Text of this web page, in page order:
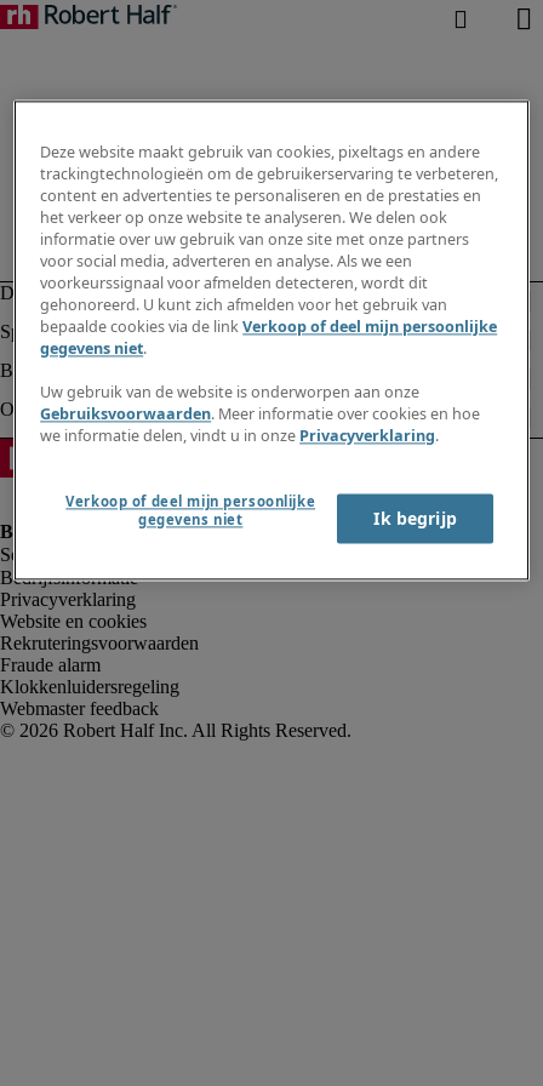
Bedrijfsinformatie
Privacyverklaring
Website en cookies
Rekruteringsvoorwaarden
Fraude alarm
Klokkenluidersregeling
Webmaster feedback
Deze website maakt gebruik van cookies, pixeltags en andere
trackingtechnologieën om de gebruikerservaring te verbeteren,
content en advertenties te personaliseren en de prestaties en
het verkeer op onze website te analyseren. We delen ook
informatie over uw gebruik van onze site met onze partners
voor social media, adverteren en analyse. Als we een
voorkeurssignaal voor afmelden detecteren, wordt dit
gehonoreerd. U kunt zich afmelden voor het gebruik van
bepaalde cookies via de linkVerkoop of deel mijn persoonlijke
gegevens niet.
Uw gebruik van de website is onderworpen aan onze
Gebruiksvoorwaarden. Meer informatie over cookies en hoe
we informatie delen, vindt u in onze Privacyverklaring.
Verkoop of deel mijn persoonlijke
gegevens niet
Ik begrijp